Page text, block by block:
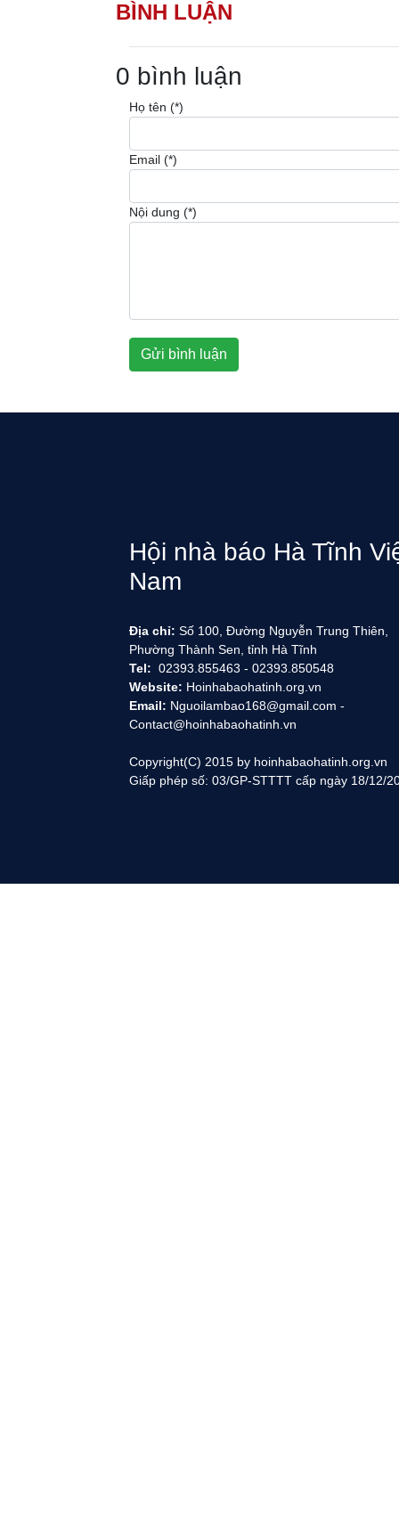
BÌNH LUẬN
0 bình luận
Họ tên (*)
Email (*)
Nội dung (*)
Gửi bình luận
Hội nhà báo Hà Tĩnh
Nam
Địa chỉ: Số 100, Đường Nguyễn Trung Thiên,
Phường Thành Sen, tỉnh Hà Tĩnh
Tel: 02393.855463 - 02393.850548
Website: Hoinhabaohatinh.org.vn
Email: Nguoilambao168@gmail.com -
Contact@hoinhabaohatinh.vn
Copyright(C) 2015 by hoinhabaohatinh.org.vn
Giấp phép số: 03/GP-STTTT cấp ngày 18/12/